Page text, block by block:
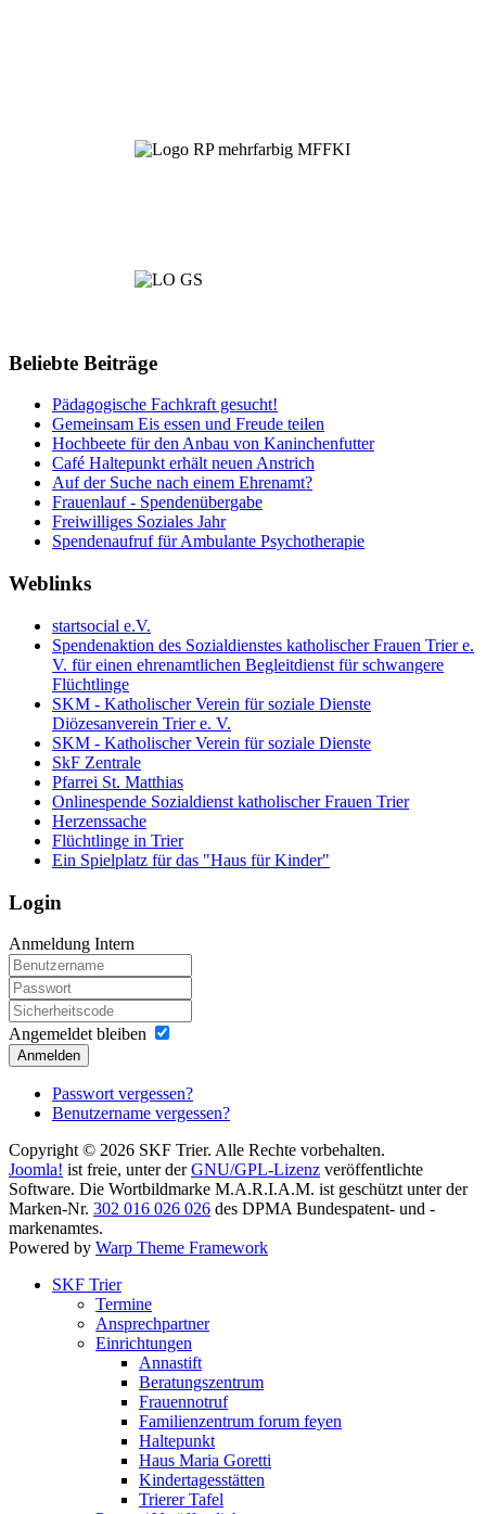
Beliebte Beiträge
Pädagogische Fachkraft gesucht!
Gemeinsam Eis essen und Freude teilen
Hochbeete für den Anbau von Kaninchenfutter
Café Haltepunkt erhält neuen Anstrich
Auf der Suche nach einem Ehrenamt?
Frauenlauf - Spendenübergabe
Freiwilliges Soziales Jahr
Spendenaufruf für Ambulante Psychotherapie
Weblinks
startsocial e.V.
Spendenaktion des Sozialdienstes katholischer Frauen Trier e.
V. für einen ehrenamtlichen Begleitdienst für schwangere
Flüchtlinge
SKM - Katholischer Verein für soziale Dienste
Diözesanverein Trier e. V.
SKM - Katholischer Verein für soziale Dienste
SkF Zentrale
Pfarrei St. Matthias
Onlinespende Sozialdienst katholischer Frauen Trier
Herzenssache
Flüchtlinge in Trier
Ein Spielplatz für das "Haus für Kinder"
Login
Anmeldung Intern
Angemeldet bleiben
Anmelden
Passwort vergessen?
Benutzername vergessen?
Copyright © 2026 SKF Trier. Alle Rechte vorbehalten.
Joomla! ist freie, unter derGNU/GPL-Lizenz veröffentlichte
Software. Die Wortbildmarke M.A.R.I.A.M. ist geschützt unter der
Marken-Nr. 302 016 026 026 des DPMA Bundespatent- und -
markenamtes.
Powered by Warp Theme Framework
SKF Trier
Termine
Ansprechpartner
Einrichtungen
Annastift
Beratungszentrum
Frauennotruf
Familienzentrum forum feyen
Haltepunkt
Haus Maria Goretti
Kindertagesstätten
Trierer Tafel